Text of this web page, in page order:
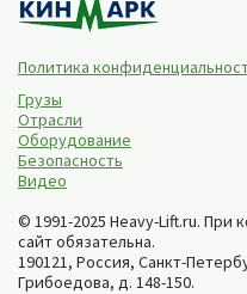
Политика
Грузы
Отрасли
Оборудование
Безопасность
Видео
© 1991-2025 Heavy-Lift.ru. При
сайт обязательна.
190121, Россия, Санкт-
Грибоедова, д. 148-150.